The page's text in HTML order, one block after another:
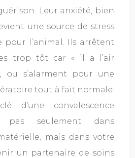
Leur anxiété, bien
une source de stress
pour l’animal. Ils arrêtent
trop tôt car « il a l’air
ou s’alarment pour une
tout à fait normale.
d’une convalescence
pas seulement dans
mais dans votre
un partenaire de soins